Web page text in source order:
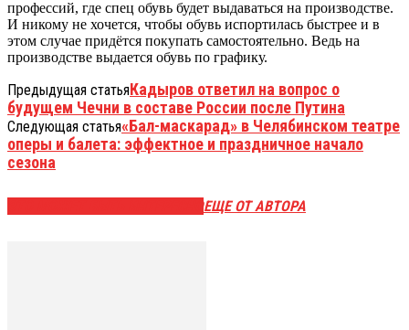
профессий, где спец обувь будет выдаваться на производстве.
И никому не хочется, чтобы обувь испортилась быстрее и в
этом случае придётся покупать самостоятельно. Ведь на
производстве выдается обувь по графику.
Предыдущая статьяКадыров ответил на вопрос о
будущем Чечни в составе России после Путина
Следующая статья«Бал-маскарад» в Челябинском театре
оперы и балета: эффектное и праздничное начало
сезона
ЕЩЕ ОТ АВТОРА